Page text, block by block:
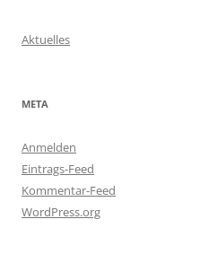
Aktuelles
META
Anmelden
Eintrags-Feed
Kommentar-Feed
WordPress.org